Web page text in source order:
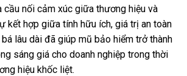
cầu nối cảm xúc giữa thương hiệu và
kết hợp giữa tính hữu ích, giá trị an toàn
lâu dài đã giúp mũ bảo hiểm trở thành
sáng giá cho doanh nghiệp trong thời
hiệu khốc liệt.